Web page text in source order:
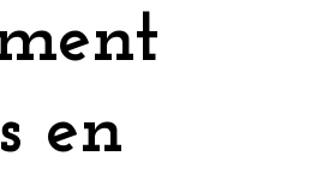
en